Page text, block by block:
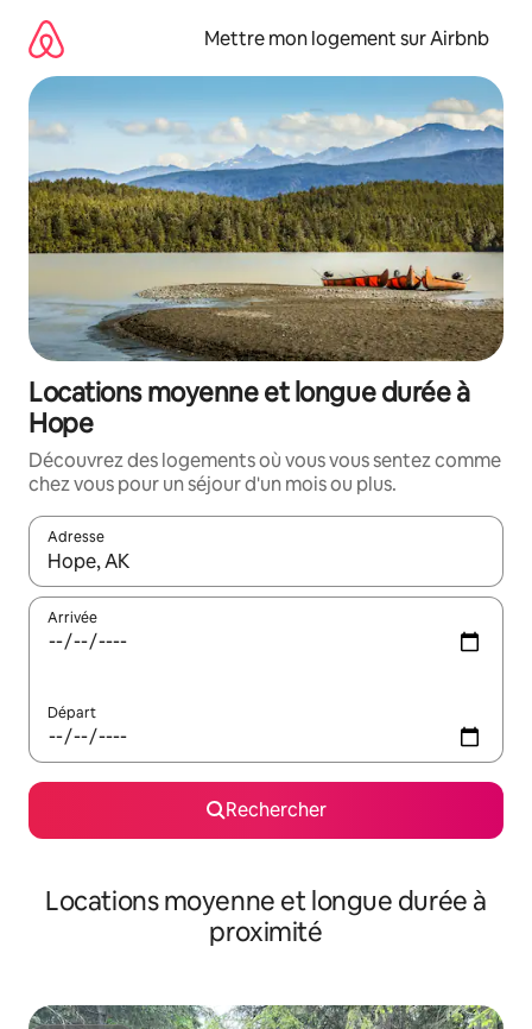
directement
contenu
Mettre mon logement sur Airbnb
Locations moyenne et longue durée à
Hope
Découvrez des logements où vous vous sentez comme
chez vous pour un séjour d'un mois ou plus.
Adresse
Lorsque les résultats s'affichent, utilisez les flèches vers le
Arrivée
Départ
Rechercher
Locations moyenne et longue durée à
proximité